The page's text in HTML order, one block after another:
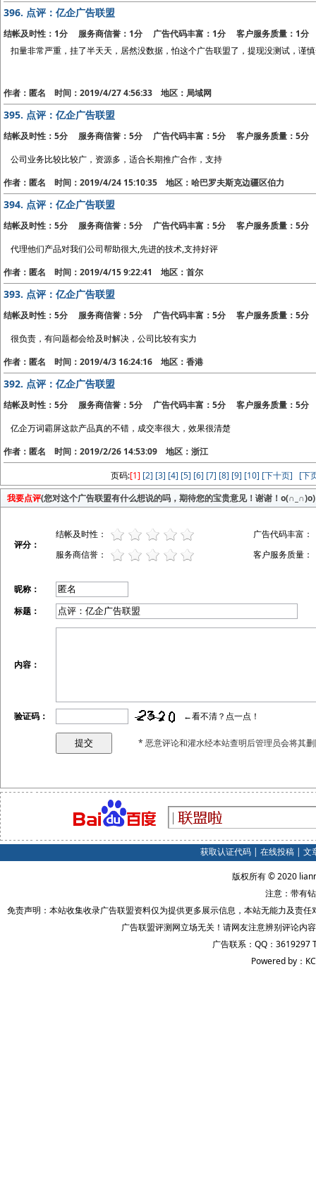
396. 点评：亿企广告联盟
结帐及时性：1分 服务商信誉：1分 广告代码丰富：1分 客户服务质量：1分
扣量非常严重，挂了半天天，居然没数据，怕这个广告联盟了，提现没测试，谨
作者：匿名 时间：2019/4/27 4:56:33 地区：局域网
395. 点评：亿企广告联盟
结帐及时性：5分 服务商信誉：5分 广告代码丰富：5分 客户服务质量：5分
公司业务比较比较广，资源多，适合长期推广合作，支持
作者：匿名 时间：2019/4/24 15:10:35 地区：哈巴罗夫斯克边疆区伯力
394. 点评：亿企广告联盟
结帐及时性：5分 服务商信誉：5分 广告代码丰富：5分 客户服务质量：5分
代理他们产品对我们公司帮助很大,先进的技术,支持好评
作者：匿名 时间：2019/4/15 9:22:41 地区：首尔
393. 点评：亿企广告联盟
结帐及时性：5分 服务商信誉：5分 广告代码丰富：5分 客户服务质量：5分
很负责，有问题都会给及时解决，公司比较有实力
作者：匿名 时间：2019/4/3 16:24:16 地区：香港
392. 点评：亿企广告联盟
结帐及时性：5分 服务商信誉：5分 广告代码丰富：5分 客户服务质量：5分
亿企万词霸屏这款产品真的不错，成交率很大，效果很清楚
作者：匿名 时间：2019/2/26 14:53:09 地区：浙江
页码:[1] [2] [3] [4] [5] [6] [7] [8] [9] [10] [下十页]
[下
我要点评(您对这个广告联盟有什么想说的吗，期待您的宝贵意见！谢谢！o(∩_∩)o)
评分：
结帐及时性：
广告代码丰富：
服务商信誉：
客户服务质量：
昵称：
标题：
内容：
验证码： ←看不清？点一点！
* 恶意评论和灌水经本站查明后管理员会将其
获取认证代码| 在线投稿| 文
版权所有 © 2020
注意：带有
免责声明：本站收集收录广告联盟资料仅为提供更多展示信息，本站无能力及责
广告联盟评测网立场无关！请网友注意辨别评论内
广告联系：QQ：3619297
Powered by：